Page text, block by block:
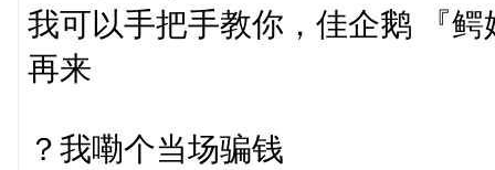
我可以手把手教你，佳企鹅 『
再来
？我嘞个当场骗钱